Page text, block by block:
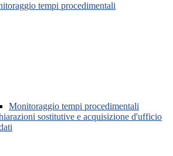
tempi procedimentali
Monitoraggio tempi procedimentali
sostitutive e acquisizione d'ufficio